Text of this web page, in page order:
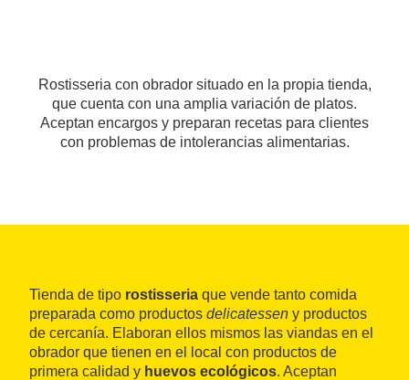
Rostisseria con obrador situado en la propia tienda,
que cuenta con una amplia variación de platos.
Aceptan encargos y preparan recetas para clientes
con problemas de intolerancias alimentarias.
Tienda de tipo rostisseria que vende tanto comida
preparada como productos delicatessen y productos
de cercanía. Elaboran ellos mismos las viandas en el
obrador que tienen en el local con productos de
primera calidad y huevos ecológicos. Aceptan